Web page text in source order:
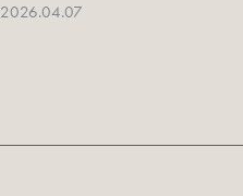
2026.04.07